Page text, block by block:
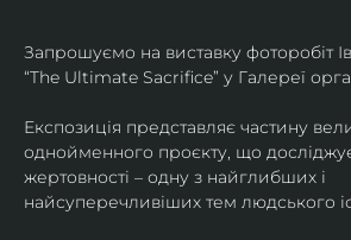
Запрошуємо на виставку фоторобіт
“The Ultimate Sacrifice” у Галереї
Експозиція представляє частину
однойменного проєкту, що
жертовності – одну з найглибших і
найсуперечливіших тем людського